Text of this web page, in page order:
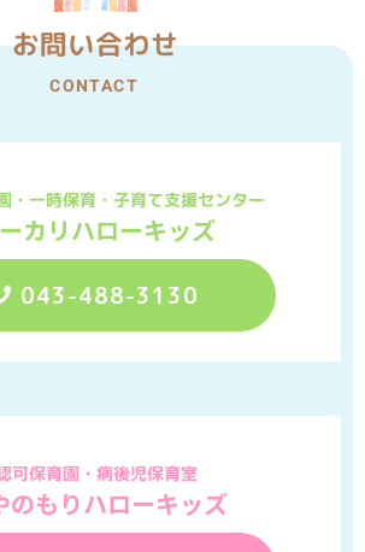
お問い合わせ
CONTACT
・一時保育・子育て支援センター
カリハローキッズ
043-488-3130
可保育園・病後児保育室
のもりハローキッズ